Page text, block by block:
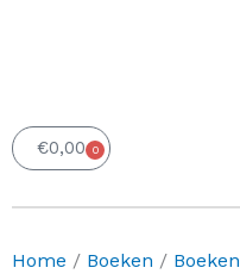
€0,00 0
Winkelwagen
Home / Boeken / Boeken